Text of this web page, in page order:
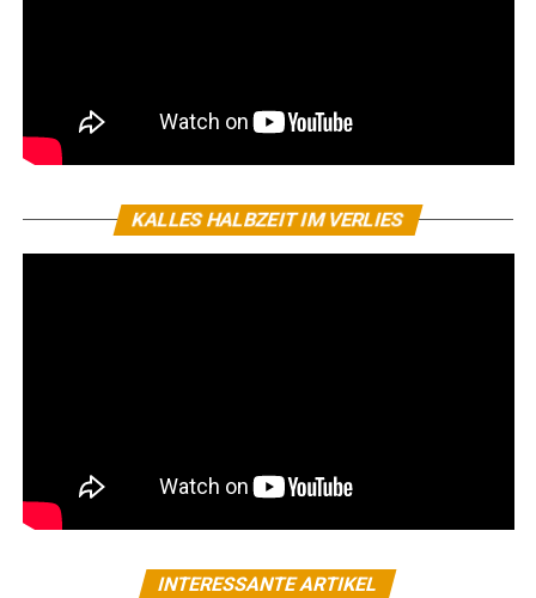
KALLES HALBZEIT IM VERLIES
INTERESSANTE ARTIKEL